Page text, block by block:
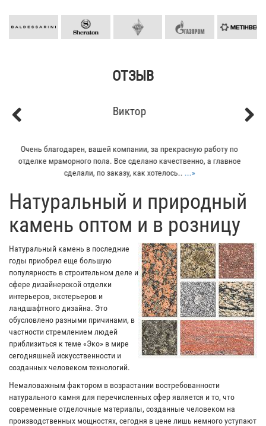
ОТЗЫВ
Кирилл
Мой отец заказывал плитку из гранита для своего дома. Больше
всего понравилось - индивидуальный подход к клиенту. Отец
остался очень доволен......»
​Натуральный и природный
камень оптом и в розницу
Натуральный камень в последние
годы приобрел еще большую
популярность в строительном деле и
сфере дизайнерской отделки
интерьеров, экстерьеров и
ландшафтного дизайна. Это
обусловлено разными причинами, в
частности стремлением людей
приблизиться к теме «Эко» в мире
сегодняшней искусственности и
созданных человеком технологий.
Немаловажным фактором в возрастании востребованности
натурального камня для перечисленных сфер является и то, что
современные отделочные материалы, созданные человеком на
производственных мощностях, сегодня в цене лишь немного уступают